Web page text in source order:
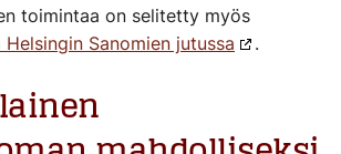
toimintaa on selitetty myös
Helsingin Sanomien jutussa .